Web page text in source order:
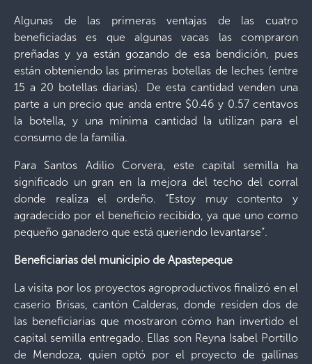
Algunas de las primeras ventajas de las cuatro
beneficiadas es que algunas vacas las compraron
preñadas y ya están gozando de esa bendición, pues
están obteniendo las primeras botellas de leches (entre
15 a 20 botellas diarias). De esta cantidad venden una
parte a un precio que anda entre $0.46 y 0.57 centavos
la botella, y una mínima cantidad la utilizan para el
consumo de la familia.
Para Santos Adilio Corvera, este capital semilla ha
significado un gran en la mejora del techo del corral
donde realiza el ordeño. “Estoy muy contento y
agradecido por el beneficio recibido, ya que uno como
pequeño ganadero que está queriendo levantarse”.
Beneficiarias del municipio de Apastepeque
La visita por los proyectos agroproductivos finalizó en el
caserío Brisas, cantón Calderas, donde residen dos de
las beneficiarias que mostraron cómo han invertido el
capital semilla entregado. Ellas son Reyna Isabel Portillo
de Mendoza, quien optó por el proyecto de gallinas